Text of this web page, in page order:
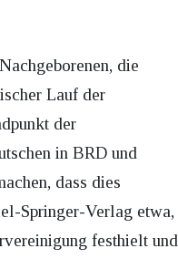
die
Lauf der
der
in BRD und
dass dies
Springer-Verlag etwa,
festhielt und